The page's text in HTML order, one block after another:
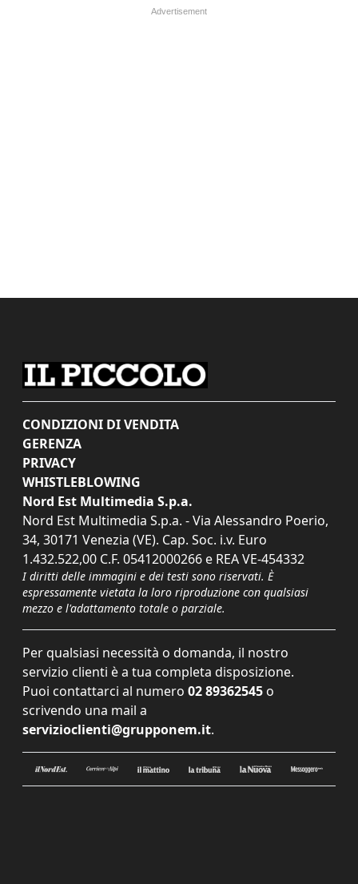
CONDIZIONI DI VENDITA
GERENZA
PRIVACY
WHISTLEBLOWING
Nord Est Multimedia S.p.a.
Nord Est Multimedia S.p.a. - Via Alessandro Poerio,
34, 30171 Venezia (VE). Cap. Soc. i.v. Euro
1.432.522,00 C.F. 05412000266 e REA VE-454332
I diritti delle immagini e dei testi sono riservati. È
espressamente vietata la loro riproduzione con qualsiasi
mezzo e l'adattamento totale o parziale.
Per qualsiasi necessità o domanda, il nostro
servizio clienti è a tua completa disposizione.
Puoi contattarci al numero 02 89362545 o
scrivendo una mail a
servizioclienti@grupponem.it.